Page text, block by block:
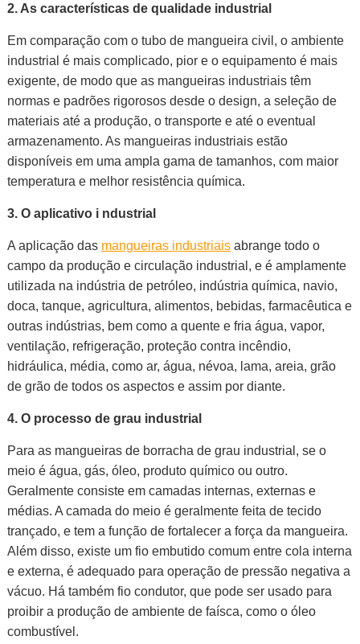
2. As características de qualidade industrial
Em comparação com o tubo de mangueira civil, o ambiente
industrial é mais complicado, pior e o equipamento é mais
exigente, de modo que as mangueiras industriais têm
normas e padrões rigorosos desde o design, a seleção de
materiais até a produção, o transporte e até o eventual
armazenamento. As mangueiras industriais estão
disponíveis em uma ampla gama de tamanhos, com maior
temperatura e melhor resistência química.
3. O aplicativo i ndustrial
A aplicação das mangueiras industriaisabrange todo o
campo da produção e circulação industrial, e é amplamente
utilizada na indústria de petróleo, indústria química, navio,
doca, tanque, agricultura, alimentos, bebidas, farmacêutica e
outras indústrias, bem como a quente e fria água, vapor,
ventilação, refrigeração, proteção contra incêndio,
hidráulica, média, como ar, água, névoa, lama, areia, grão
de grão de todos os aspectos e assim por diante.
4. O processo de grau industrial
Para as mangueiras de borracha de grau industrial, se o
meio é água, gás, óleo, produto químico ou outro.
Geralmente consiste em camadas internas, externas e
médias. A camada do meio é geralmente feita de tecido
trançado, e tem a função de fortalecer a força da mangueira.
Além disso, existe um fio embutido comum entre cola interna
e externa, é adequado para operação de pressão negativa a
vácuo. Há também fio condutor, que pode ser usado para
proibir a produção de ambiente de faísca, como o óleo
combustível.